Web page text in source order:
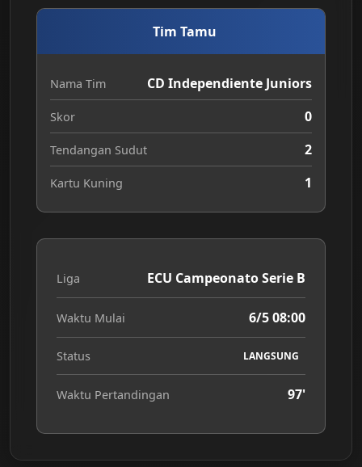
Tim Tamu
Nama Tim CD Independiente Juniors
Skor 0
Tendangan Sudut 2
Kartu Kuning 1
Liga ECU Campeonato Serie B
Waktu Mulai 6/5 08:00
Status LANGSUNG
Waktu Pertandingan 97'